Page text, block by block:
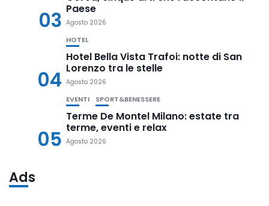
03 Paese
Agosto 2026
04
HOTEL
Hotel Bella Vista Trafoi: notte di San
Lorenzo tra le stelle
Agosto 2026
05
EVENTI SPORT&BENESSERE
Terme De Montel Milano: estate tra
terme, eventi e relax
Agosto 2026
Ads